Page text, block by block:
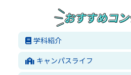
学科紹介
キャンパスライフ